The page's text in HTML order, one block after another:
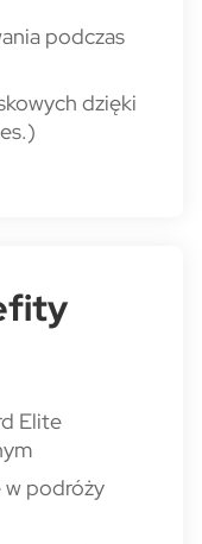
podczas
dzięki
Elite
w podróży